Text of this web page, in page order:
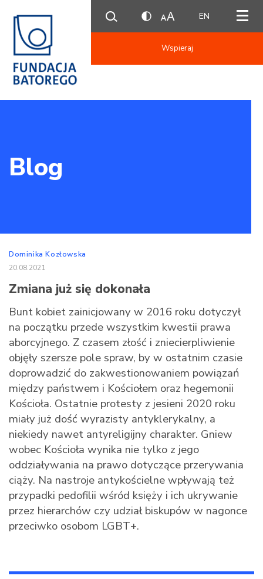
EN
Wspieraj
Blog
Dominika Kozłowska
20.08.2021
Zmiana już się dokonała
Bunt kobiet zainicjowany w 2016 roku dotyczył
na początku przede wszystkim kwestii prawa
aborcyjnego. Z czasem złość i zniecierpliwienie
objęły szersze pole spraw, by w ostatnim czasie
doprowadzić do zakwestionowaniem powiązań
między państwem i Kościołem oraz hegemonii
Kościoła. Ostatnie protesty z jesieni 2020 roku
miały już dość wyrazisty antyklerykalny, a
niekiedy nawet antyreligijny charakter. Gniew
wobec Kościoła wynika nie tylko z jego
oddziaływania na prawo dotyczące przerywania
ciąży. Na nastroje antykościelne wpływają też
przypadki pedofilii wśród księży i ich ukrywanie
przez hierarchów czy udział biskupów w nagonce
przeciwko osobom LGBT+.